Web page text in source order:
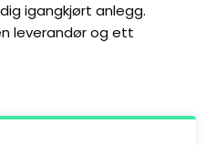
igangkjørt anlegg.
leverandør og ett